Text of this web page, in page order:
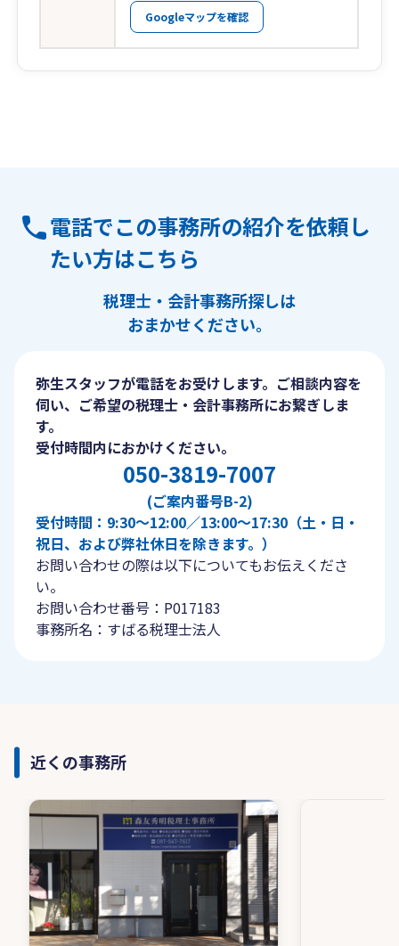
Googleマップを確認
電話でこの事務所の紹介を依頼し
たい方はこちら
税理士・会計事務所探しは
おまかせください。
弥生スタッフが電話をお受けします。ご相談内容を
伺い、ご希望の税理士・会計事務所にお繋ぎしま
す。
受付時間内におかけください。
050-3819-7007
(ご案内番号B-2)
受付時間：9:30〜12:00／13:00〜17:30（土・日・
祝日、および弊社休日を除きます。）
お問い合わせの際は以下についてもお伝えくださ
い。
お問い合わせ番号：P017183
事務所名：すばる税理士法人
近くの事務所